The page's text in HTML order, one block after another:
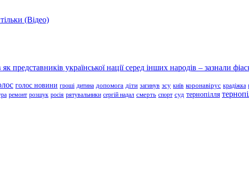
(Відео)
представників української нації серед інших народів – зазнали
голос новини гроші дитина допомога діти загинув зсу київ коронавірус крадіжка
ремонт розшук росія рятувальники сергій надал смерть спорт суд тернопілля